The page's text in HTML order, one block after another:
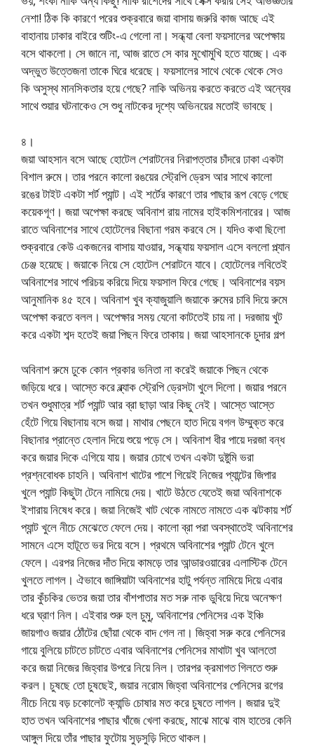
নেশা! ঠিক কি কারণে পরের শুক্রবারে জয়া বাসায় জরুরি কাজ আছে এই
বাহানায় ঢাকার বাইরে শুটিং-এ গেলো না। সন্ধ্যা বেলা ফয়সালের অপেক্ষায়
বসে থাকলো। সে জানে না, আজ রাতে সে কার মুখোমুখি হতে যাচ্ছে। এক
অদ্ভুত উত্তেজনা তাকে ঘিরে ধরেছে। ফয়সালের সাথে থেকে থেকে সেও
কি অসুস্থ মানসিকতার হয়ে গেছে? নাকি অভিনয় করতে করতে এই অন্যের
সাথে শুয়ার ঘটনাকেও সে শুধু নাটকের দৃশ্যে অভিনয়ের মতোই ভাবছে।
৪।
জয়া আহসান বসে আছে হোটেল শেরাটনের নিরাপত্তার চাঁদরে ঢাকা একটা
বিশাল রুমে। তার পরনে কালো রঙয়ের স্ট্রেপি ড্রেস আর সাথে কালো
রঙের টাইট একটা শর্ট প্যান্ট। এই শর্টের কারণে তার পাছার রূপ বেড়ে গেছে
কয়েকগূণ। জয়া অপেক্ষা করছে অবিনাশ রায় নামের হাইকমিশনারের। আজ
রাতে অবিনাশের সাথে হোটেলের বিছানা গরম করবে সে। যদিও কথা ছিলো
শুক্রবারে কেউ একজনের বাসায় যাওয়ার, সন্ধ্যায় ফয়সাল এসে বললো প্ল্যান
চেঞ্জ হয়েছে। জয়াকে নিয়ে সে হোটেল শেরাটনে যাবে। হোটেলের লবিতেই
অবিনাশের সাথে পরিচয় করিয়ে দিয়ে ফয়সাল ফিরে গেছে। অবিনাশের বয়স
আনুমানিক ৪৫ হবে। অবিনাশ খুব ক্যাজুয়ালি জয়াকে রুমের চাবি দিয়ে রুমে
অপেক্ষা করতে বলল। অপেক্ষার সময় যেনো কাটতেই চায় না। দরজায় খুট
করে একটা শব্দ হতেই জয়া পিছন ফিরে তাকায়। জয়া আহসানকে চুদার গল্প
অবিনাশ রুমে ঢুকে কোন প্রকার ভনিতা না করেই জয়াকে পিছন থেকে
জড়িয়ে ধরে। আস্তে করে ব্ল্যাক স্ট্রেপি ড্রেসটা খুলে দিলো। জয়ার পরনে
তখন শুধুমাত্র শর্ট প্যান্ট আর ব্রা ছাড়া আর কিছু নেই। আস্তে আস্তে
হেঁটে গিয়ে বিছানায় বসে জয়া। মাথার পেছনে হাত দিয়ে বগল উম্মুক্ত করে
বিছানার প্রান্তে হেলান দিয়ে শুয়ে পড়ে সে। অবিনাশ ধীর পায়ে দরজা বন্ধ
করে জয়ার দিকে এগিয়ে যায়। জয়ার চোখে তখন একটা দুষ্টুমি ভরা
প্রশ্নবোধক চাহনি। অবিনাশ খাটের পাশে গিয়েই নিজের প্যান্টের জিপার
খুলে প্যান্ট কিছুটা টেনে নামিয়ে দেয়। খাটে উঠতে যেতেই জয়া অবিনাশকে
ইশারায় নিষেধ করে। জয়া নিজেই খাট থেকে নামতে নামতে এক ঝটকায় শর্ট
প্যান্ট খুলে নীচে মেঝেতে ফেলে দেয়। কালো ব্রা পরা অবস্থাতেই অবিনাশের
সামনে এসে হাটূতে ভর দিয়ে বসে। প্রথমে অবিনাশের প্যান্ট টেনে খুলে
ফেলে। এরপর নিজের দাঁত দিয়ে কামড়ে তার আন্ডারওয়ারের এলাস্টিক টেনে
খুলতে লাগল। ঐভাবে জাঙ্গিয়াটা অবিনাশের হাটু পর্যন্ত নামিয়ে দিয়ে এবার
তার কুঁচকির ভেতর জয়া তার বাঁশপাতার মত সরু নাক ডুবিয়ে দিয়ে অনেক্ষণ
ধরে ঘ্রাণ নিল। এইবার শুরু হল চুমু, অবিনাশের পেনিসের এক ইঞ্চি
জায়গাও জয়ার ঠোঁটের ছোঁয়া থেকে বাদ গেল না। জিহ্বা সরু করে পেনিসের
গায়ে বুলিয়ে চাটতে চাটতে এবার অবিনাশের পেনিসের মাথাটা খুব আলতো
করে জয়া নিজের জিহ্বার উপরে নিয়ে নিল। তারপর ক্রমাগত গিলতে শুরু
করল। চুষছে তো চুষছেই, জয়ার নরোম জিহ্বা অবিনাশের পেনিসের রগের
নীচে নিয়ে বড় চকোলেট ক্যান্ডি চোষার মত করে চুষতে লাগল। জয়ার দুই
হাত তখন অবিনাশের পাছার খাঁজে খেলা করছে, মাঝে মাঝে বাম হাতের কেনি
আঙ্গুল দিয়ে তাঁর পাছার ফুটোয় সুড়সুড়ি দিতে থাকল।